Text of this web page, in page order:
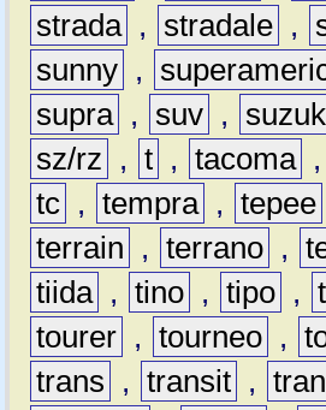
strada , stradale ,
sunny ,
supra , suv ,
sz/rz
, t , tacoma ,
tc , tempra , tepee
terrain
, terrano ,
tiida , tino , tipo ,
tourer , tourneo ,
trans
, transit ,